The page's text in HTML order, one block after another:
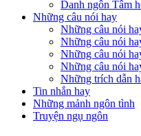
Danh ngôn Tâm
Những câu nói hay
Những câu nói
Những câu nói
Những câu nói
Những câu nói
Những trích dẫn
Tin nhắn hay
Những mảnh ngôn tình
Truyện ngụ ngôn